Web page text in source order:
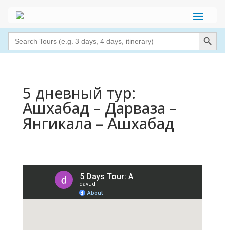
Search
for:
Search Button
5 дневный тур:
Ашхабад – Дарваза –
Янгикала – Ашхабад